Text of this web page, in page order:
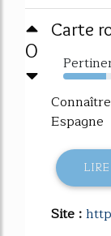
0
Carte
75%
Site :